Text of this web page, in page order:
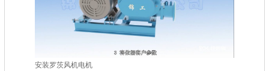
安装罗茨风机电机